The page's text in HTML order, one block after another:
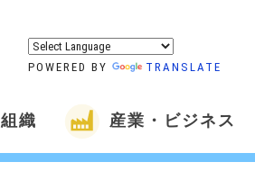
POWERED BY TRANSLATE
組織 産業・ビジネス